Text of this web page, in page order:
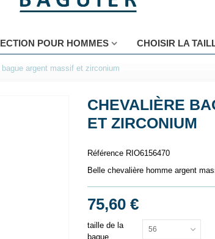
POUR HOMMES CHOISIR LA
bague argent massif et zirconium
CHEVALIÈRE
ET ZIRCONIUM
Référence RIO6156470
Belle chevalière homme argent
75,60 €
taille de la
bague
56